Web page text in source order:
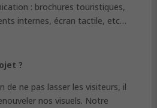
: brochures touristiques,
internes, écran tactile, etc…
?
de ne pas lasser les visiteurs, il
nos visuels. Notre